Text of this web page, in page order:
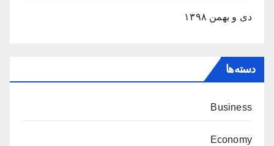
دی و بهمن ۱۳۹۸
دسته‌ها
Business
Economy